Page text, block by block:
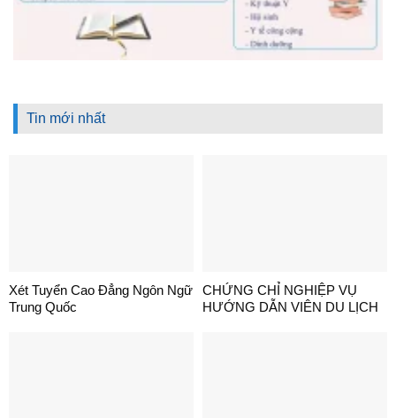
Tin mới nhất
Xét Tuyển Cao Đẳng Ngôn Ngữ
Trung Quốc
CHỨNG CHỈ NGHIỆP VỤ
HƯỚNG DẪN VIÊN DU LỊCH